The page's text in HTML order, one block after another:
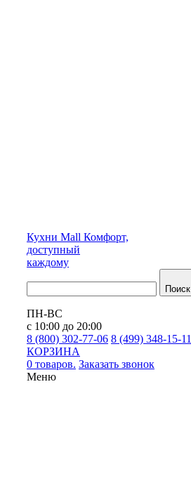
Кухни Mall Комфорт,
доступный
каждому
Поиск
ПН-ВС
с 10:00 до 20:00
8 (800) 302-77-06 8 (499) 348-15-11
КОРЗИНА
0 товаров. Заказать звонок
Меню